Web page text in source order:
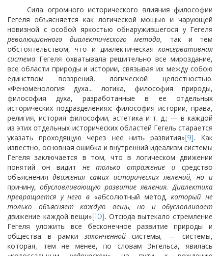
Сила огромного исторического влияния философии
Гегеля объясняется как логической мощью и чарующей
новизной с особой яркостью обнаружившегося у Гегеля
революционного диалектического метода, так и тем
обстоятельством, что и диалектическая консервативная
система Гегеля охватывала решительно все мироздание,
все области природы и истории, связывая их между собою
единством воззрений, логической целостностью.
«Феноменология духа... логика, философия природы,
философия духа, разработанные в ее отдельных
исторических подразделениях: философия истории, права,
религия, история философии, эстетика и т. д.; — в каждой
из этих отдельных исторических областей Гегель старается
указать проходящую через нее нить развития»[9]. Как
известно, основная ошибка и внутренний идеализм системы
Гегеля заключается в том, что в логическом движении
понятий он видит не только отражение исредство
объяснения движения самих исторических явлений, но и
причину, обусловливающую развитие явления. Диалектика
превращается у него в «абсолютный метод, который не
только объясняет каждую вещь, но и обусловливает
движение каждой вещи»[10]. Отсюда вытекало стремление
Гегеля уложить все бесконечное развитие природы и
общества в рамки законченнойсистемы, — системы,
которая, тем не менее, по словам Энгельса, явилась